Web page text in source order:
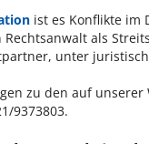
ist es Konflikte im
Rechtsanwalt als
unter
zu den auf
9373803.